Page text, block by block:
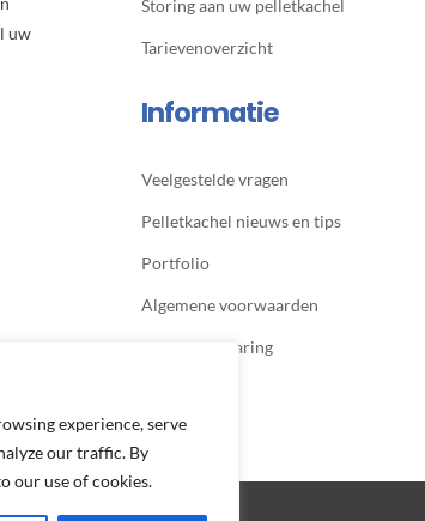
experience, serve
our traffic. By
our use of cookies.
uw
Storing aan uw pelletkachel
Tarievenoverzicht
Informatie
Veelgestelde vragen
Pelletkachel nieuws en tips
Portfolio
Algemene voorwaarden
Privacyverklaring